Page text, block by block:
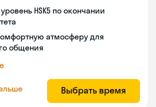
HSK5 по окончании
атмосферу для
общения
Выбрать время